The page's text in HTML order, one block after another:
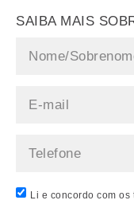
SAIBA MAIS
Li e concordo com